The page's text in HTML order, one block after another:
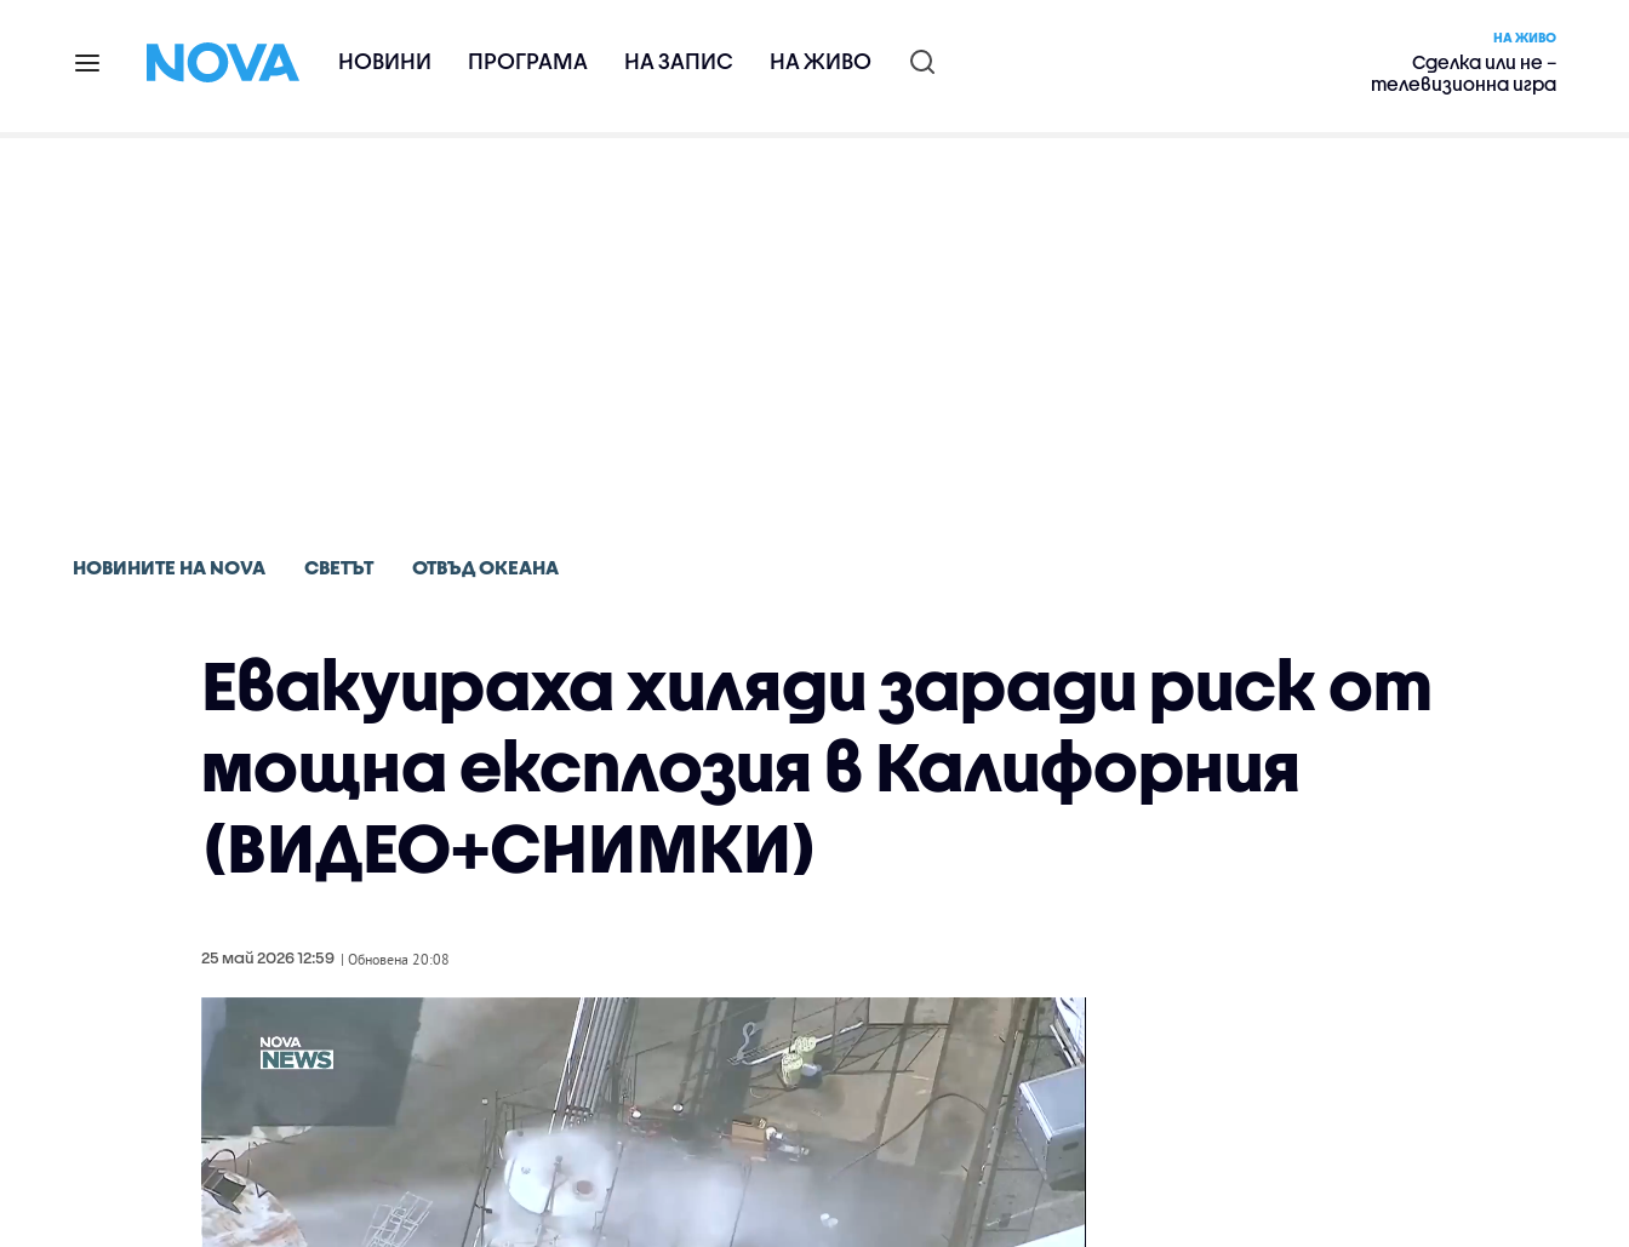
НОВИНИ ПРОГРАМА НА ЗАПИС НА ЖИВО
НА ЖИВО
Сделка или не –
телевизионна игра
НОВИНИТЕ НА NOVA СВЕТЪТ ОТВЪД ОКЕАНА
Евакуираха хиляди заради риск от
мощна експлозия в Калифорния
(ВИДЕО+СНИМКИ)
25 май 2026 12:59 | Обновена 20:08